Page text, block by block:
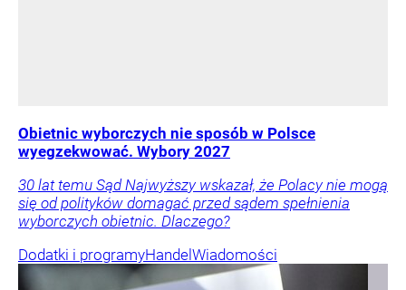
Obietnic wyborczych nie sposób w Polsce
wyegzekwować. Wybory 2027
30 lat temu Sąd Najwyższy wskazał, że Polacy nie mogą
się od polityków domagać przed sądem spełnienia
wyborczych obietnic. Dlaczego?
Dodatki i programyHandel Wiadomości